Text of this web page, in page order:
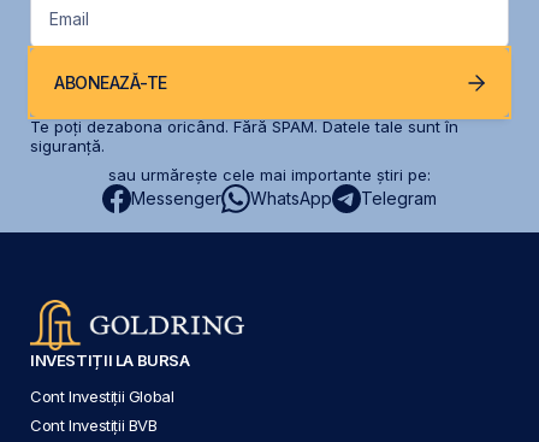
Email
ABONEAZĂ-TE
Te poți dezabona oricând. Fără SPAM. Datele tale sunt în
siguranță.
sau urmărește cele mai importante știri pe:
Messenger WhatsApp Telegram
INVESTIȚII LA BURSA
Cont Investiții Global
Cont Investiții BVB